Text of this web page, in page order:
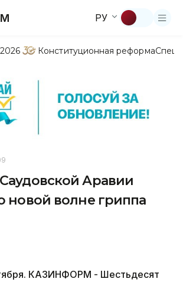
РУ
Конституционная реформа
Аравии
новой волне гриппа
КАЗИНФОРМ - Шестьдесят